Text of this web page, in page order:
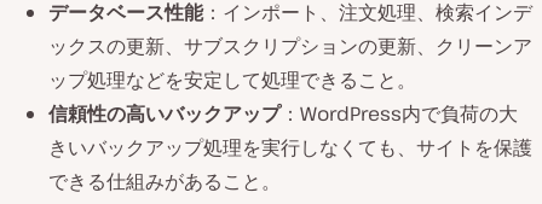
データベース性能：インポート、注文処理、検索インデ
ックスの更新、サブスクリプションの更新、クリーンア
ップ処理などを安定して処理できること。
信頼性の高いバックアップ：WordPress内で負荷の大
きいバックアップ処理を実行しなくても、サイトを保護
できる仕組みがあること。